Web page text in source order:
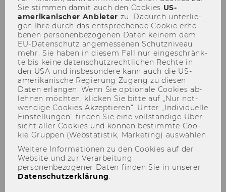
WU Magazin 01/2023
DOWNLOAD
(PDF, 3.24 MB)
Sie stim­men damit auch den Coo­kies US-​
amerikanischer An­bie­ter zu. Da­durch un­ter­lie­
gen Ihre durch das ent­spre­chen­de Coo­kie er­ho­
be­nen per­so­nen­be­zo­ge­nen Daten kei­nem dem
EU-​Datenschutz an­ge­mes­se­nen Schutz­ni­veau
mehr. Sie haben in die­sem Fall nur ein­ge­schränk­
te bis keine da­ten­schutz­recht­li­chen Rech­te in
den USA und ins­be­son­de­re kann auch die US-​
amerikanische Re­gie­rung Zu­gang zu die­sen
Daten er­lan­gen. Wenn Sie op­tio­na­le Coo­kies ab­
leh­nen möch­ten, kli­cken Sie bitte auf „Nur not­
wen­di­ge Coo­kies Ak­zep­tie­ren“. Unter „In­di­vi­du­el­le
Ein­stel­lun­gen“ fin­den Sie eine voll­stän­di­ge Über­
sicht aller Coo­kies und kön­nen be­stimm­te Coo­
kie Grup­pen (Web­sta­tis­tik, Mar­ke­ting) aus­wäh­len.
Weitere Informationen zu den Cookies auf der
Website und zur Verarbeitung
personenbezogener Daten finden Sie in unserer
Datenschutzerklärung.